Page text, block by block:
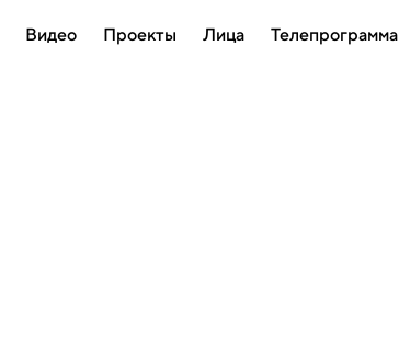
Видео Проекты Лица Телепрограмма